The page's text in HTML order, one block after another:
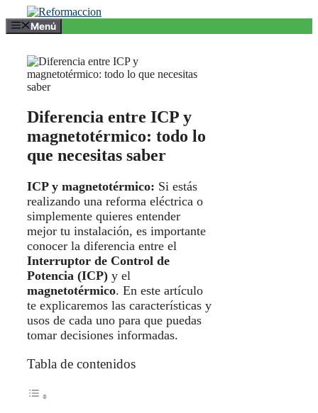
Saltar
al
contenido
Menú
Diferencia entre ICP y
magnetotérmico: todo lo
que necesitas saber
ICP y magnetotérmico: Si estás
realizando una reforma eléctrica o
simplemente quieres entender
mejor tu instalación, es importante
conocer la diferencia entre el
Interruptor de Control de
Potencia (ICP) y el
magnetotérmico. En este artículo
te explicaremos las características y
usos de cada uno para que puedas
tomar decisiones informadas.
Tabla de contenidos